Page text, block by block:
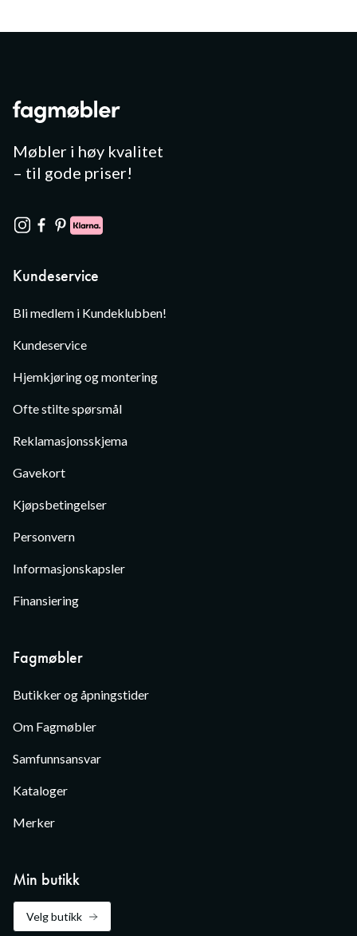
Møbler i høy kvalitet
– til gode priser!
Kundeservice
Bli medlem i Kundeklubben!
Kundeservice
Hjemkjøring og montering
Ofte stilte spørsmål
Reklamasjonsskjema
Gavekort
Kjøpsbetingelser
Personvern
Informasjonskapsler
Finansiering
Fagmøbler
Butikker og åpningstider
Om Fagmøbler
Samfunnsansvar
Kataloger
Merker
Min butikk
Velg butikk